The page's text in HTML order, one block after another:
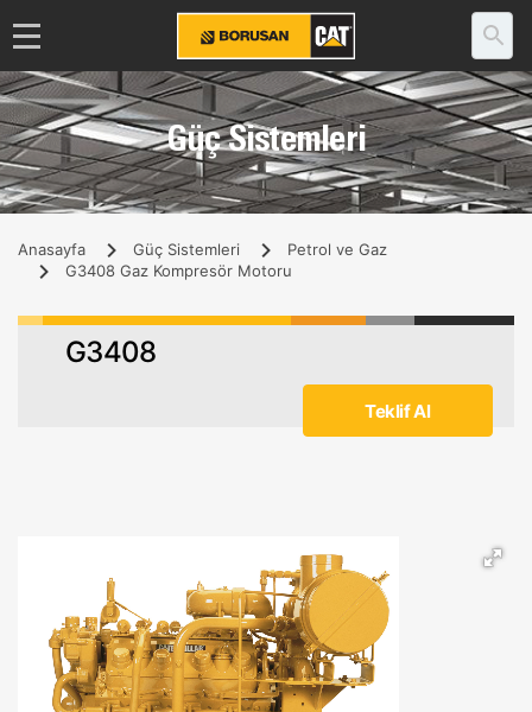
Güç Sistemleri
Anasayfa Güç Sistemleri
Petrol ve Gaz
G3408 Gaz Kompresör Motoru
G3408
Teklif Al